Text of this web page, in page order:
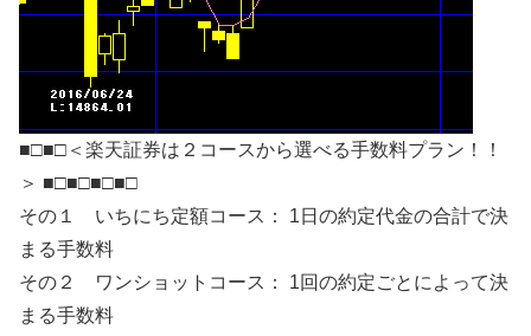
■□■□＜楽天証券は２コースから選べる手数料プラン！！
＞ ■□■□■□■□
その１ いちにち定額コース： 1日の約定代金の合計で決
まる手数料
その２ ワンショットコース： 1回の約定ごとによって決
まる手数料